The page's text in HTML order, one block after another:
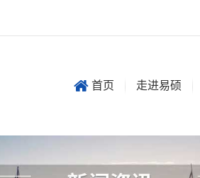
 首页 走进易硕